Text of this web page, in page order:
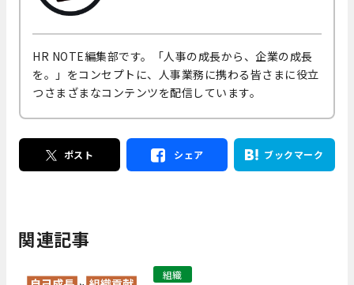
HR NOTE編集部です。「人事の成長から、企業の成長
を。」をコンセプトに、人事業務に携わる皆さまに役立
つさまざまなコンテンツを配信しています。
ポスト シェア ブックマーク
関連記事
組織